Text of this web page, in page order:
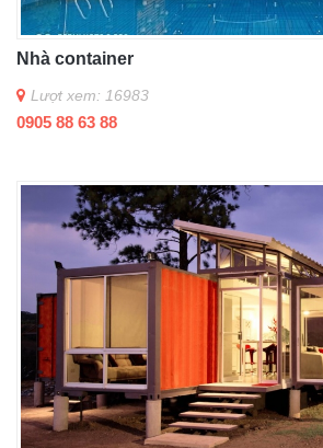
Nhà container
Lượt xem: 16983
0905 88 63 88